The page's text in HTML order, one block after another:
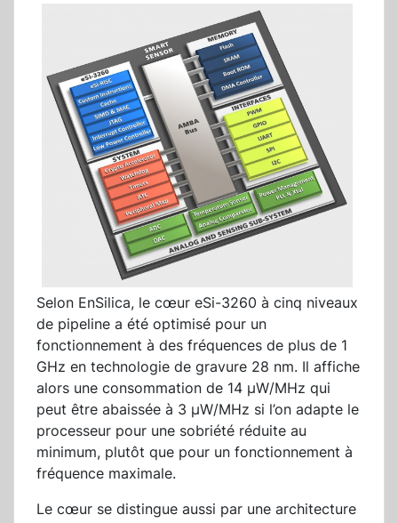
Selon EnSilica, le cœur eSi-3260 à cinq niveaux
de pipeline a été optimisé pour un
fonctionnement à des fréquences de plus de 1
GHz en technologie de gravure 28 nm. Il affiche
alors une consommation de 14 µW/MHz qui
peut être abaissée à 3 µW/MHz si l’on adapte le
processeur pour une sobriété réduite au
minimum, plutôt que pour un fonctionnement à
fréquence maximale.
Le cœur se distingue aussi par une architecture